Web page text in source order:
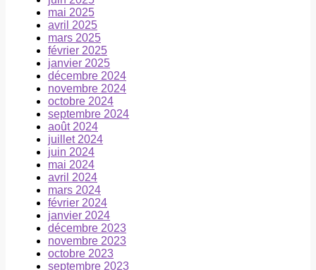
mai 2025
avril 2025
mars 2025
février 2025
janvier 2025
décembre 2024
novembre 2024
octobre 2024
septembre 2024
août 2024
juillet 2024
juin 2024
mai 2024
avril 2024
mars 2024
février 2024
janvier 2024
décembre 2023
novembre 2023
octobre 2023
septembre 2023